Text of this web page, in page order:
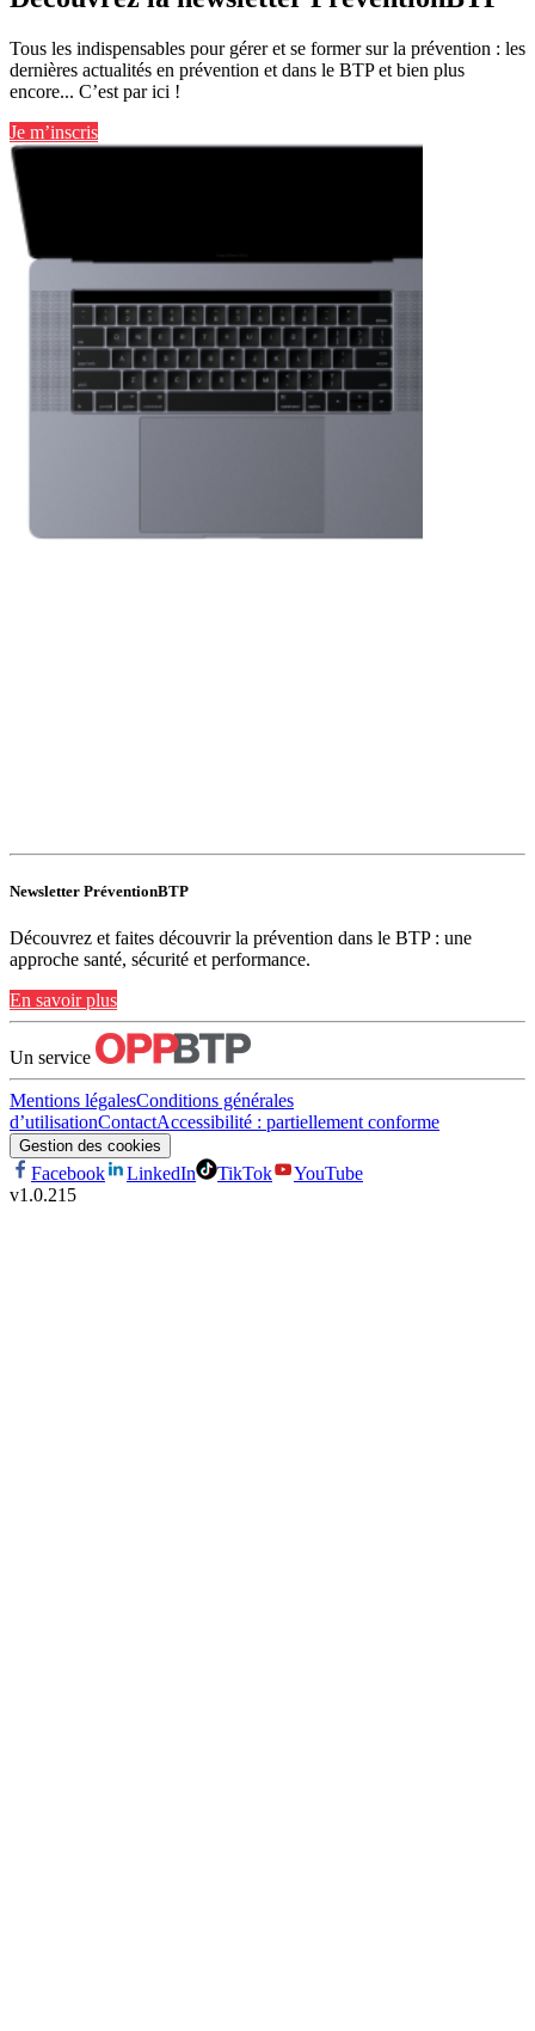
Tous les indispensables pour gérer et se former sur la prévention : les
dernières actualités en prévention et dans le BTP et bien plus
encore... C’est par ici !
Je m’inscris
Newsletter PréventionBTP
Découvrez et faites découvrir la prévention dans le BTP : une
approche santé, sécurité et performance.
En savoir plus
Un service
Mentions légalesConditions générales
d’utilisationContactAccessibilité : partiellement conforme
Gestion des cookies
Facebook LinkedIn TikTok
YouTube
v1.0.215